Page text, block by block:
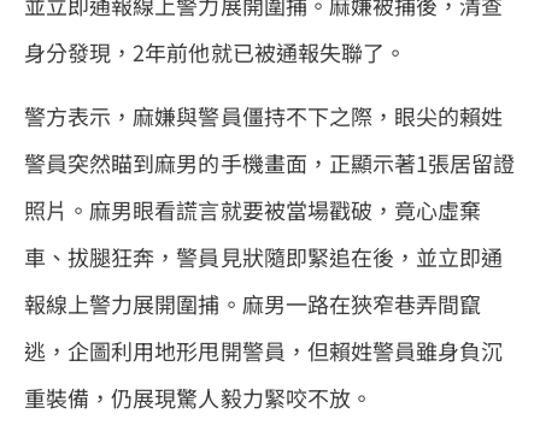
身分發現，2年前他就已被通報失聯了。
警方表示，麻嫌與警員僵持不下之際，眼尖的賴姓
警員突然瞄到麻男的手機畫面，正顯示著1張居留證
照片。麻男眼看謊言就要被當場戳破，竟心虛棄
車、拔腿狂奔，警員見狀隨即緊追在後，並立即通
報線上警力展開圍捕。麻男一路在狹窄巷弄間竄
逃，企圖利用地形甩開警員，但賴姓警員雖身負沉
重裝備，仍展現驚人毅力緊咬不放。